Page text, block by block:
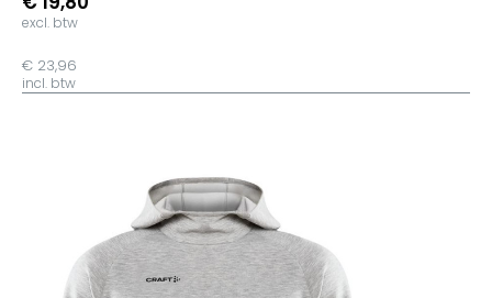
excl. btw
€ 23,96
incl. btw